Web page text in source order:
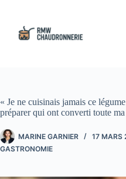
contenu
« Je ne cuisinais jamais ce
préparer qui ont converti toute
MARINE GARNIER
17 MARS
GASTRONOMIE